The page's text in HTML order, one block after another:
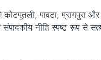
कोटपूतली, पावटा, प्रागपुरा
नीति स्पष्ट रूप से